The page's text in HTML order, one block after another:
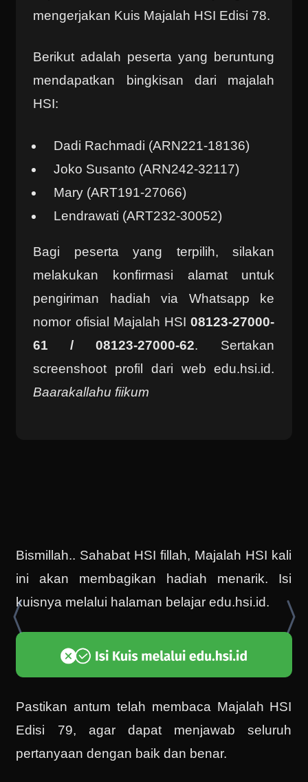
mengerjakan Kuis Majalah HSI Edisi 78.
Berikut adalah peserta yang beruntung
mendapatkan bingkisan dari majalah
HSI:
Dadi Rachmadi (ARN221-18136)
Joko Susanto (ARN242-32117)
Mary (ART191-27066)
Lendrawati (ART232-30052)
Bagi peserta yang terpilih, silakan
melakukan konfirmasi alamat untuk
pengiriman hadiah via Whatsapp ke
nomor ofisial Majalah HSI08123-27000-
61 / 08123-27000-62. Sertakan
screenshoot profil dari web edu.hsi.id.
Baarakallahu fiikum
Bismillah.. Sahabat HSI fillah, Majalah HSI kali
ini akan membagikan hadiah menarik. Isi
kuisnya melalui halaman belajar edu.hsi.id.
Pastikan antum telah membaca Majalah HSI
Edisi 79, agar dapat menjawab seluruh
pertanyaan dengan baik dan benar.